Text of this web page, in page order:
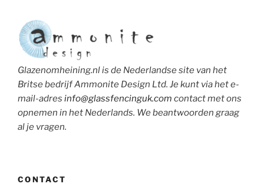
Glazenomheining.nl is de Nederlandse site van het
Britse bedrijf Ammonite Design Ltd. Je kunt via het e-
mail-adres info@glassfencinguk.com contact met ons
opnemen in het Nederlands. We beantwoorden graag
al je vragen.
CONTACT